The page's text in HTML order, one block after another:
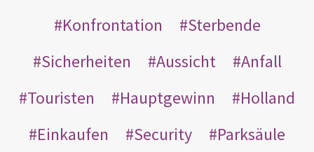
Konfrontation
Sterbende
Sicherheiten
Aussicht
Anfall
Touristen
Hauptgewinn
Holland
Einkaufen
Security
Parksäule